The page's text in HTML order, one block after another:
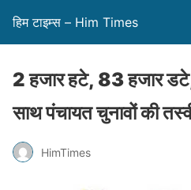
हिम टाइम्स – Him Times
2 हजार हटे, 83 हजार
साथ पंचायत चुनावों की
HimTimes